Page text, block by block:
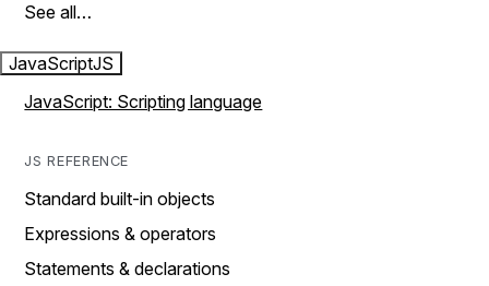
See all…
JavaScriptJS
JavaScript: Scripting language
JS REFERENCE
Standard built-in objects
Expressions & operators
Statements & declarations